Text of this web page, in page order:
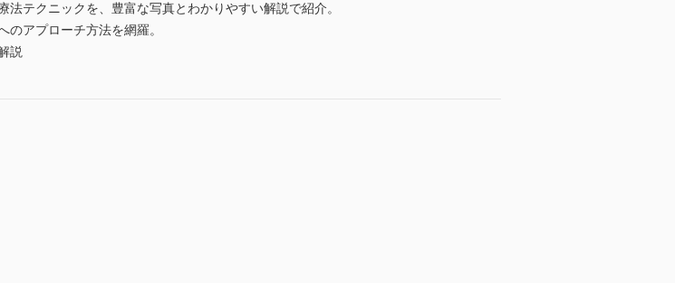
テクニックを、豊富な写真とわかりやすい解説で紹介。
アプローチ方法を網羅。
説